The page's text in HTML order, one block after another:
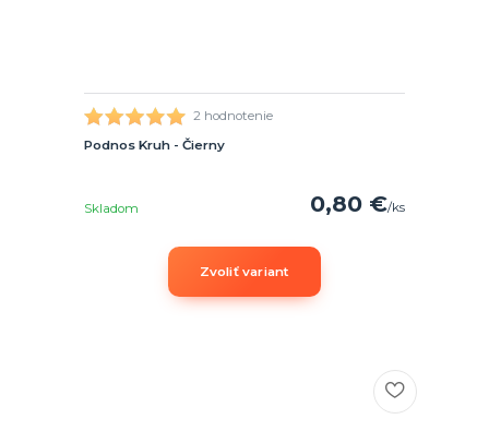
2 hodnotenie
Podnos Kruh - Čierny
0,80 €/ks
Skladom
Zvoliť variant